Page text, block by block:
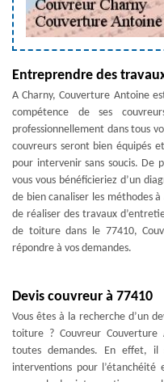
Entreprendre des
A Charny, Couverture Antoine
compétence de ses
professionnellement dans tous
couvreurs seront bien équipés
pour intervenir sans soucis. De
vous vous bénéficieriez d’un
de bien canaliser les méthodes
de réaliser des travaux
de toiture dans le 77410,
répondre à vos demandes.
Devis couvreur à 77410
Vous êtes à la recherche d’un
toiture ? Couvreur
toutes demandes. En effet, il
interventions pour